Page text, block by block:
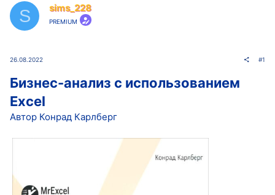
а
S sims_228
PREMIUM
26.08.2022 #1
Бизнес-анализ с использованием
Excel
Автор Конрад Карлберг